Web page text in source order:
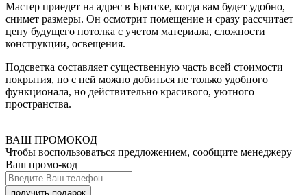
Мастер приедет на адрес в Братске, когда вам будет удобно,
снимет размеры. Он осмотрит помещение и сразу рассчитает
цену будущего потолка с учетом материала, сложности
конструкции, освещения.
Подсветка составляет существенную часть всей стоимости
покрытия, но с ней можно добиться не только удобного
функционала, но действительно красивого, уютного
пространства.
ВАШ ПРОМОКОД
Чтобы воспользоваться предложением, сообщите менеджеру
Ваш промо-код